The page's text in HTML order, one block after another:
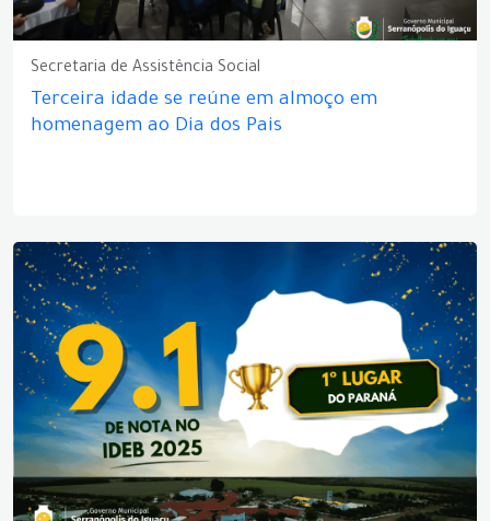
Secretaria de Assistência Social
Terceira idade se reúne em almoço em
homenagem ao Dia dos Pais